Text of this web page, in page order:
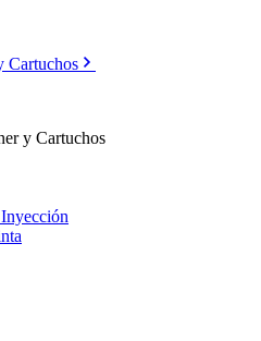
Cartuchos
y Cartuchos